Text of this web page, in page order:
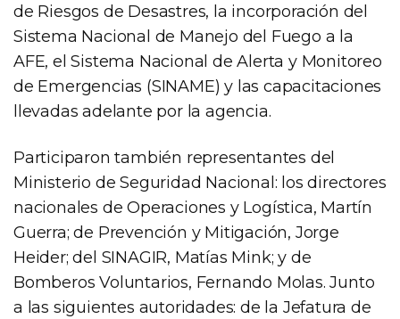
de Riesgos de Desastres, la incorporación del
Sistema Nacional de Manejo del Fuego a la
AFE, el Sistema Nacional de Alerta y Monitoreo
de Emergencias (SINAME) y las capacitaciones
llevadas adelante por la agencia.
Participaron también representantes del
Ministerio de Seguridad Nacional: los directores
nacionales de Operaciones y Logística, Martín
Guerra; de Prevención y Mitigación, Jorge
Heider; del SINAGIR, Matías Mink; y de
Bomberos Voluntarios, Fernando Molas. Junto
a las siguientes autoridades: de la Jefatura de